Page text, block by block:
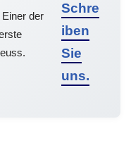
der
Schre
iben
Sie
uns.